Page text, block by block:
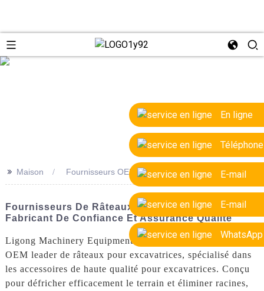
En ligne
Téléphone
E-mail
E-mail
WhatsApp
>> Maison Fournisseurs OEM de râteaux d'excavatrice
Fournisseurs De Râteaux D'excavatrice OEM -
Fabricant De Confiance Et Assurance Qualité
Ligong Machinery Equipment Co., Ltd. est un fournisseur
OEM leader de râteaux pour excavatrices, spécialisé dans
les accessoires de haute qualité pour excavatrices. Conçu
pour défricher efficacement le terrain et éliminer racines,